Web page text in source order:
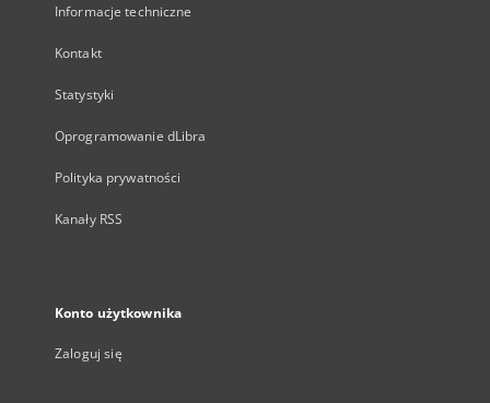
Informacje techniczne
Kontakt
Statystyki
Oprogramowanie dLibra
Polityka prywatności
Kanały RSS
Konto użytkownika
Zaloguj się